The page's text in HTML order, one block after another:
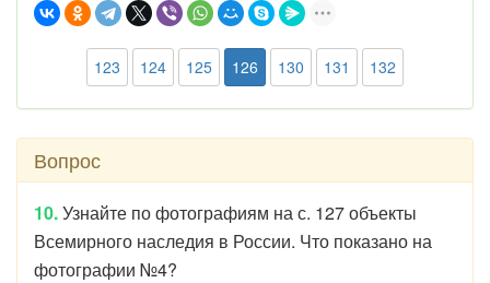
123 124 125 126 130 131 132
Вопрос
10.Узнайте по фотографиям на с. 127 объекты
Всемирного наследия в России. Что показано на
фотографии №4?